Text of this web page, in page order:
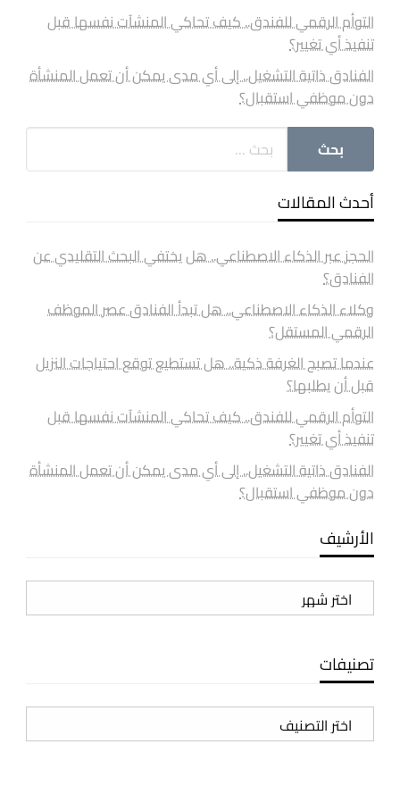
التوأم الرقمي للفندق.. كيف تحاكي المنشآت نفسها قبل
تنفيذ أي تغيير؟
الفنادق ذاتية التشغيل.. إلى أي مدى يمكن أن تعمل المنشأة
دون موظفي استقبال؟
أحدث المقالات
الحجز عبر الذكاء الاصطناعي.. هل يختفي البحث التقليدي عن
الفنادق؟
وكلاء الذكاء الاصطناعي.. هل تبدأ الفنادق عصر الموظف
الرقمي المستقل؟
عندما تصبح الغرفة ذكية.. هل تستطيع توقع احتياجات النزيل
قبل أن يطلبها؟
التوأم الرقمي للفندق.. كيف تحاكي المنشآت نفسها قبل
تنفيذ أي تغيير؟
الفنادق ذاتية التشغيل.. إلى أي مدى يمكن أن تعمل المنشأة
دون موظفي استقبال؟
الأرشيف
الأرشيف
تصنيفات
تصنيفات